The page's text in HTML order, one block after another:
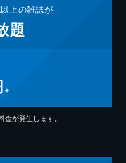
上の雑誌が
題
※
が発生します。